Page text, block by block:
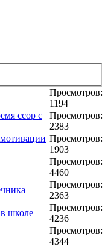
Просмотров:
1194
ссор с
Просмотров:
2383
Просмотров:
1903
Просмотров:
4460
Просмотров:
2363
школе
Просмотров:
4236
Просмотров:
4344